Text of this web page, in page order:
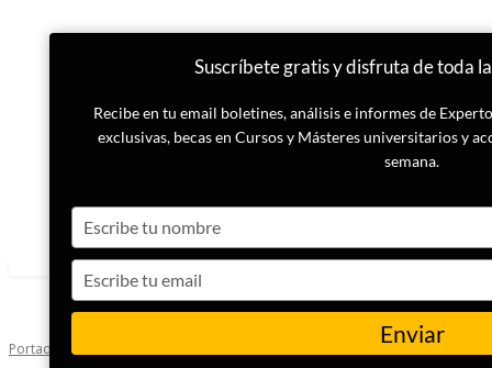
Portada Inteligencia
Suscríbete gratis y disfruta de toda
Recibe en tu email boletines, análisis e informes de
exclusivas, becas en Cursos y Másteres universitarios y
semana.
your
name
your
email
Enviar